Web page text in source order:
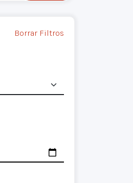
Borrar Filtros